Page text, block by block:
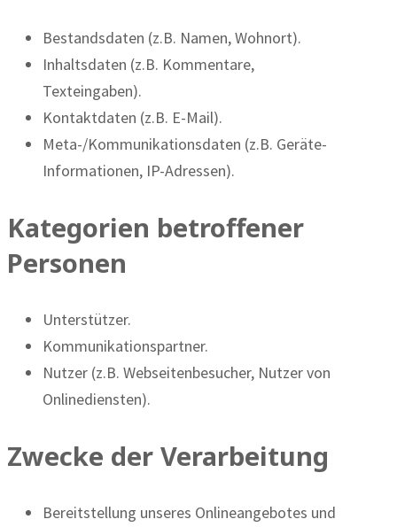
Bestandsdaten (z.B. Namen, Wohnort).
Inhaltsdaten (z.B. Kommentare,
Texteingaben).
Kontaktdaten (z.B. E-Mail).
Meta-/Kommunikationsdaten (z.B. Geräte-
Informationen, IP-Adressen).
Kategorien betroffener
Personen
Unterstützer.
Kommunikationspartner.
Nutzer (z.B. Webseitenbesucher, Nutzer von
Onlinediensten).
Zwecke der Verarbeitung
Bereitstellung unseres Onlineangebotes und